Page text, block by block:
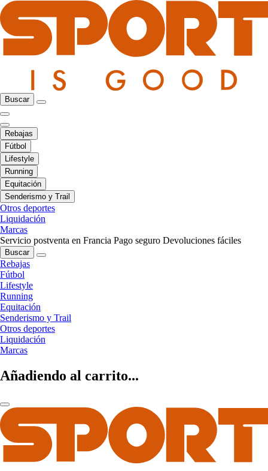
Buscar
Rebajas
Fútbol
Lifestyle
Running
Equitación
Senderismo y Trail
Otros deportes
Liquidación
Marcas
Servicio postventa en Francia Pago seguro Devoluciones fáciles
Buscar
Rebajas
Fútbol
Lifestyle
Running
Equitación
Senderismo y Trail
Otros deportes
Liquidación
Marcas
Añadiendo al carrito...